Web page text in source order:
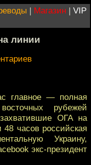
| Магазин | VIP
линии
главное — полная
рубежей
ОГА на
48 часов российская
Украину,
экс-президент